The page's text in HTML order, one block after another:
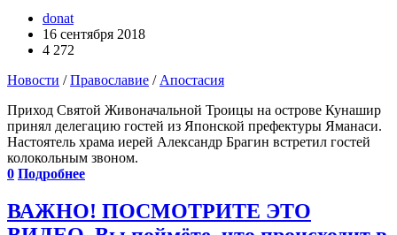
donat
16 сентября 2018
4 272
Новости /Православие / Апостасия
Приход Святой Живоначальной Троицы на острове Кунашир
принял делегацию гостей из Японской префектуры Яманаси.
Настоятель храма иерей Александр Брагин встретил гостей
колокольным звоном.
0 Подробнее
ВАЖНО! ПОСМОТРИТЕ ЭТО